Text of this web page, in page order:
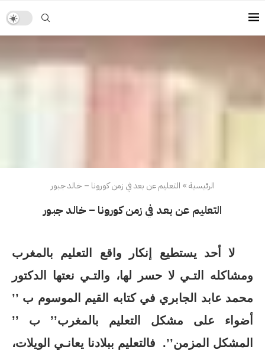
الرئيسية» التعليم عن بعد في زمن كورونا – خالد جبور
التعليم عن بعد في زمن كورونا – خالد جبور
لا أحد يستطيع إنكار واقع التعليم بالمغرب
ومشاكله التـي لا حسر لها، والتـي نعتها الدكتور
محمد عابد الجابري في كتابه القيم الموسوم ب ’’
أضواء على مشكل التعليم بالمغرب’’ ب ’’
المشكل المزمن’’. فالتعليم ببلادنا يعانـي الويلات،